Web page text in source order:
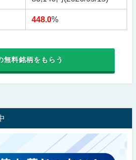
448.0%
無料銘柄をもらう